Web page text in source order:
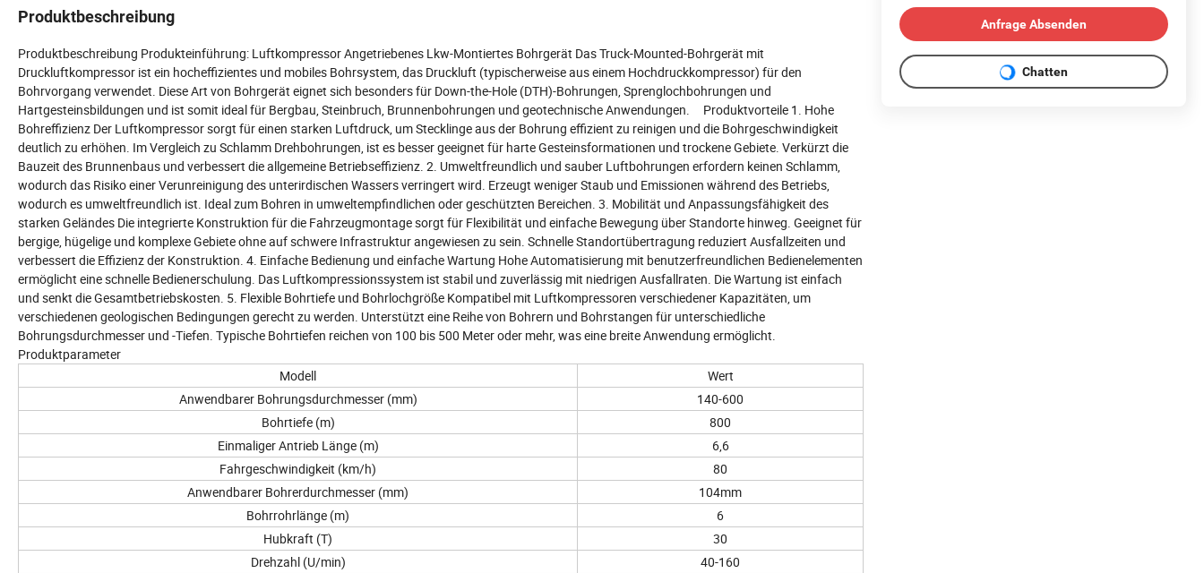
Produktbeschreibung
Produktbeschreibung Produkteinführung: Luftkompressor Angetriebenes Lkw-Montiertes Bohrgerät Das Truck-Mounted-Bohrgerät mit
Druckluftkompressor ist ein hocheffizientes und mobiles Bohrsystem, das Druckluft (typischerweise aus einem Hochdruckkompressor) für den
Bohrvorgang verwendet. Diese Art von Bohrgerät eignet sich besonders für Down-the-Hole (DTH)-Bohrungen, Sprenglochbohrungen und
Hartgesteinsbildungen und ist somit ideal für Bergbau, Steinbruch, Brunnenbohrungen und geotechnische Anwendungen. Produktvorteile 1. Hohe
Bohreffizienz Der Luftkompressor sorgt für einen starken Luftdruck, um Stecklinge aus der Bohrung effizient zu reinigen und die Bohrgeschwindigkeit
deutlich zu erhöhen. Im Vergleich zu Schlamm Drehbohrungen, ist es besser geeignet für harte Gesteinsformationen und trockene Gebiete. Verkürzt die
Bauzeit des Brunnenbaus und verbessert die allgemeine Betriebseffizienz. 2. Umweltfreundlich und sauber Luftbohrungen erfordern keinen Schlamm,
wodurch das Risiko einer Verunreinigung des unterirdischen Wassers verringert wird. Erzeugt weniger Staub und Emissionen während des Betriebs,
wodurch es umweltfreundlich ist. Ideal zum Bohren in umweltempfindlichen oder geschützten Bereichen. 3. Mobilität und Anpassungsfähigkeit des
starken Geländes Die integrierte Konstruktion für die Fahrzeugmontage sorgt für Flexibilität und einfache Bewegung über Standorte hinweg. Geeignet für
bergige, hügelige und komplexe Gebiete ohne auf schwere Infrastruktur angewiesen zu sein. Schnelle Standortübertragung reduziert Ausfallzeiten und
verbessert die Effizienz der Konstruktion. 4. Einfache Bedienung und einfache Wartung Hohe Automatisierung mit benutzerfreundlichen Bedienelementen
ermöglicht eine schnelle Bedienerschulung. Das Luftkompressionssystem ist stabil und zuverlässig mit niedrigen Ausfallraten. Die Wartung ist einfach
und senkt die Gesamtbetriebskosten. 5. Flexible Bohrtiefe und Bohrlochgröße Kompatibel mit Luftkompressoren verschiedener Kapazitäten, um
verschiedenen geologischen Bedingungen gerecht zu werden. Unterstützt eine Reihe von Bohrern und Bohrstangen für unterschiedliche
Bohrungsdurchmesser und -Tiefen. Typische Bohrtiefen reichen von 100 bis 500 Meter oder mehr, was eine breite Anwendung ermöglicht.
Produktparameter
Modell
Wert
Anwendbarer Bohrungsdurchmesser (mm)
140-600
Bohrtiefe (m)
800
Einmaliger Antrieb Länge (m)
6,6
Fahrgeschwindigkeit (km/h)
80
Anwendbarer Bohrerdurchmesser (mm)
104mm
Bohrrohrlänge (m)
6
Hubkraft (T)
30
Drehzahl (U/min)
40-160
Anfrage Absenden
Chatten